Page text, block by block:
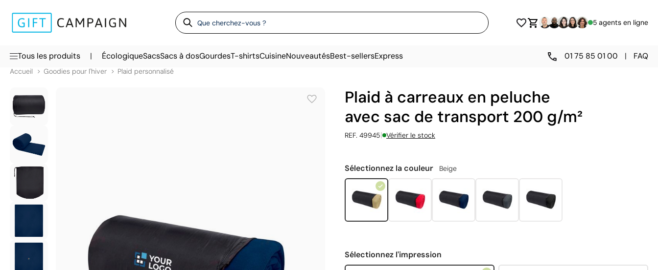
5 agents en ligne
Tous les produits | ÉcologiqueSacsSacs à dosGourdesT-shirtsCuisineNouveautésBest-sellersExpress 01 75 85 01 00 | FAQ
Accueil Goodies pour l'hiver Plaid personnalisé
Plaid à carreaux en peluche
avec sac de transport 200 g/m²
REF. 49945| Vérifier le stock
Sélectionnez la couleur Beige
Sélectionnez l'impression